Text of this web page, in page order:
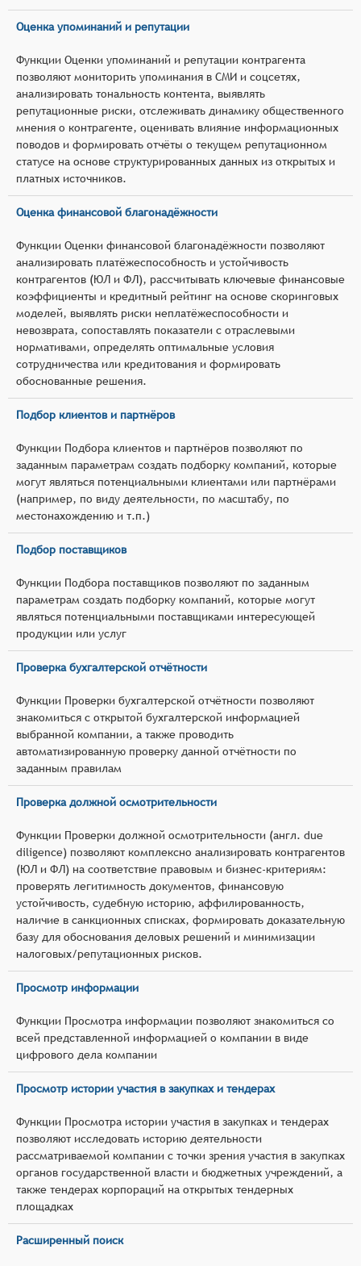
Оценка упоминаний и репутации
Функции Оценки упоминаний и репутации контрагента
позволяют мониторить упоминания в СМИ и соцсетях,
анализировать тональность контента, выявлять
репутационные риски, отслеживать динамику общественного
мнения о контрагенте, оценивать влияние информационных
поводов и формировать отчёты о текущем репутационном
статусе на основе структурированных данных из открытых и
платных источников.
Оценка финансовой благонадёжности
Функции Оценки финансовой благонадёжности позволяют
анализировать платёжеспособность и устойчивость
контрагентов (ЮЛ и ФЛ), рассчитывать ключевые финансовые
коэффициенты и кредитный рейтинг на основе скоринговых
моделей, выявлять риски неплатёжеспособности и
невозврата, сопоставлять показатели с отраслевыми
нормативами, определять оптимальные условия
сотрудничества или кредитования и формировать
обоснованные решения.
Подбор клиентов и партнёров
Функции Подбора клиентов и партнёров позволяют по
заданным параметрам создать подборку компаний, которые
могут являться потенциальными клиентами или партнёрами
(например, по виду деятельности, по масштабу, по
местонахождению и т.п.)
Подбор поставщиков
Функции Подбора поставщиков позволяют по заданным
параметрам создать подборку компаний, которые могут
являться потенциальными поставщиками интересующей
продукции или услуг
Проверка бухгалтерской отчётности
Функции Проверки бухгалтерской отчётности позволяют
знакомиться с открытой бухгалтерской информацией
выбранной компании, а также проводить
автоматизированную проверку данной отчётности по
заданным правилам
Проверка должной осмотрительности
Функции Проверки должной осмотрительности (англ. due
diligence) позволяют комплексно анализировать контрагентов
(ЮЛ и ФЛ) на соответствие правовым и бизнес‑критериям:
проверять легитимность документов, финансовую
устойчивость, судебную историю, аффилированность,
наличие в санкционных списках, формировать доказательную
базу для обоснования деловых решений и минимизации
налоговых/репутационных рисков.
Просмотр информации
Функции Просмотра информации позволяют знакомиться со
всей представленной информацией о компании в виде
цифрового дела компании
Просмотр истории участия в закупках и тендерах
Функции Просмотра истории участия в закупках и тендерах
позволяют исследовать историю деятельности
рассматриваемой компании с точки зрения участия в закупках
органов государственной власти и бюджетных учреждений, а
также тендерах корпораций на открытых тендерных
площадках
Расширенный поиск